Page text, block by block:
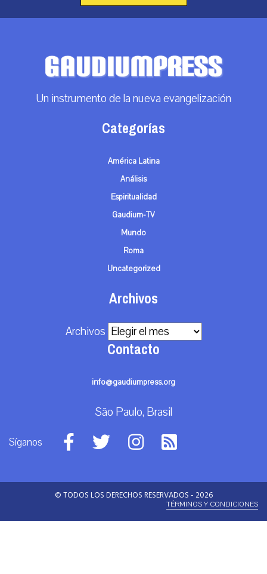
Un instrumento de la nueva evangelización
Categorías
América Latina
Análisis
Espiritualidad
Gaudium-TV
Mundo
Roma
Uncategorized
Archivos
Archivos
Contacto
info@gaudiumpress.org
São Paulo, Brasil
Síganos
© TODOS LOS DERECHOS RESERVADOS - 2026
TÉRMINOS Y CONDICIONES